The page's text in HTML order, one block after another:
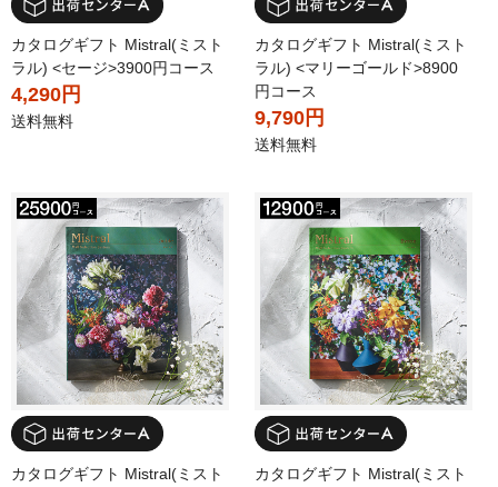
カタログギフト Mistral(ミスト
ラル) <セージ>3900円コース
4,290円
送料無料
カタログギフト Mistral(ミスト
ラル) <マリーゴールド>8900
円コース
9,790円
送料無料
カタログギフト Mistral(ミスト
カタログギフト Mistral(ミスト